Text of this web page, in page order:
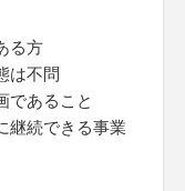
る方
は不問
であること
継続できる事業